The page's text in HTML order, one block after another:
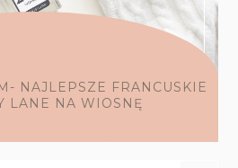
NAJLEPSZE FRANCUSKIE
LANE NA WIOSNĘ